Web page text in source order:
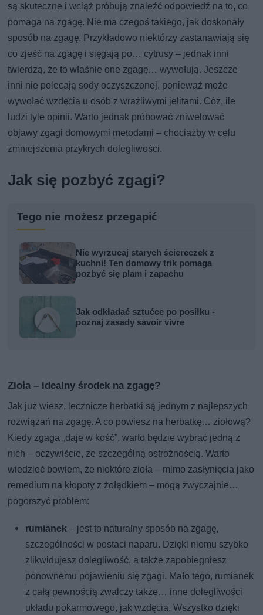
są skuteczne i wciąż próbują znaleźć odpowiedź na to, co
pomaga na zgagę. Nie ma czegoś takiego, jak doskonały
sposób na zgagę. Przykładowo niektórzy zastanawiają się
co zjeść na zgagę i sięgają po… cytrusy – jednak inni
twierdzą, że to właśnie one zgagę… wywołują. Jeszcze
inni nie polecają sody oczyszczonej, ponieważ może
wywołać wzdęcia u osób z wrażliwymi jelitami. Cóż, ile
ludzi tyle opinii. Warto jednak próbować zniwelować
objawy zgagi domowymi metodami – chociażby w celu
zmniejszenia przykrych dolegliwości.
Jak się pozbyć zgagi?
Tego nie możesz przegapić
Nie wyrzucaj starych ściereczek z
kuchni! Ten domowy trik pomaga
pozbyć się plam i zapachu
Jak odkładać sztućce po posiłku -
poznaj zasady savoir vivre
Zioła – idealny środek na zgagę?
Jak już wiesz, lecznicze herbatki są jednym z najlepszych
rozwiązań na zgagę. A co powiesz na herbatkę… ziołową?
Kiedy zgaga „daje w kość”, warto będzie wybrać jedną z
nich – oczywiście, ze szczególną ostrożnością. Warto
wiedzieć bowiem, że niektóre zioła – mimo zasłynięcia jako
remedium na kłopoty z żołądkiem – mogą zwyczajnie…
pogorszyć problem:
rumianek– jest to naturalny sposób na zgagę,
szczególności w postaci naparu. Dzięki niemu szybko
zlikwidujesz dolegliwość, a także zapobiegniesz
ponownemu pojawieniu się zgagi. Mało tego, rumianek
z całą pewnością zwalczy także… inne dolegliwości
układu pokarmowego, jak wzdęcia. Wszystko dzięki